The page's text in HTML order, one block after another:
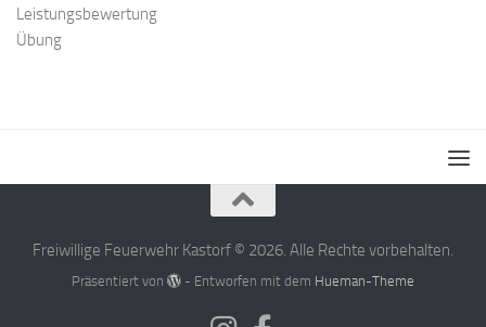
Leistungsbewertung
Übung
Freiwillige Feuerwehr Kastorf © 2026. Alle Rechte vorbehalten.
Präsentiert von - Entworfen mit dem Hueman-Theme